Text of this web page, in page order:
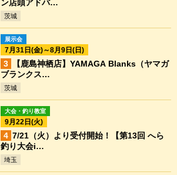
ン店頭アドバ…
茨城
展示会
7月31日(金)～8月9日(日)
【鹿島神栖店】YAMAGA Blanks（ヤマガ
ブランクス…
茨城
大会・釣り教室
9月22日(火)
7/21（火）より受付開始！【第13回 へら
釣り大会i…
埼玉